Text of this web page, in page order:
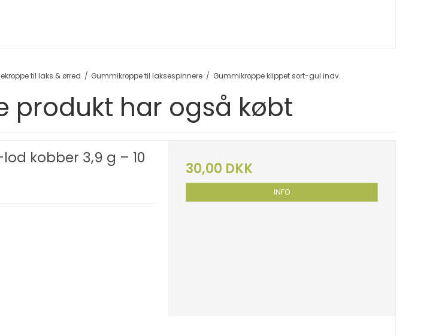
til laks & ørred / Gummikroppe til laksespinnere / Gummikroppe klippet sort-gul indv.
produkt har også købt
kobber 3,9 g – 10
30,00 DKK
INFO